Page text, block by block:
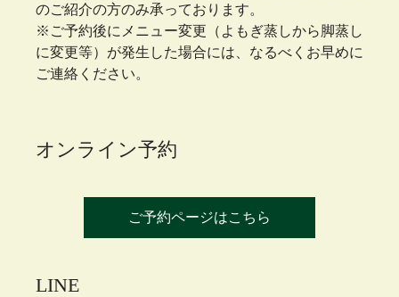
のご紹介の方のみ承っております。
※ご予約後にメニュー変更（よもぎ蒸しから脚蒸し
に変更等）が発生した場合には、なるべくお早めに
ご連絡ください。
オンライン予約
ご予約ページはこちら
LINE